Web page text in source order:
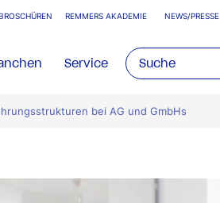
REMMERS AKADEMIE NEWS/PRESSE
Service
bei AG und GmbHs